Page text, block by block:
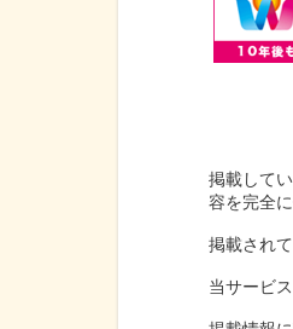
掲載して
容を完全
掲載され
当サービ